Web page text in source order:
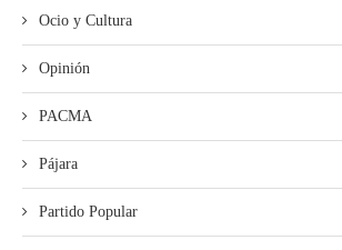
Ocio y Cultura
Opinión
PACMA
Pájara
Partido Popular